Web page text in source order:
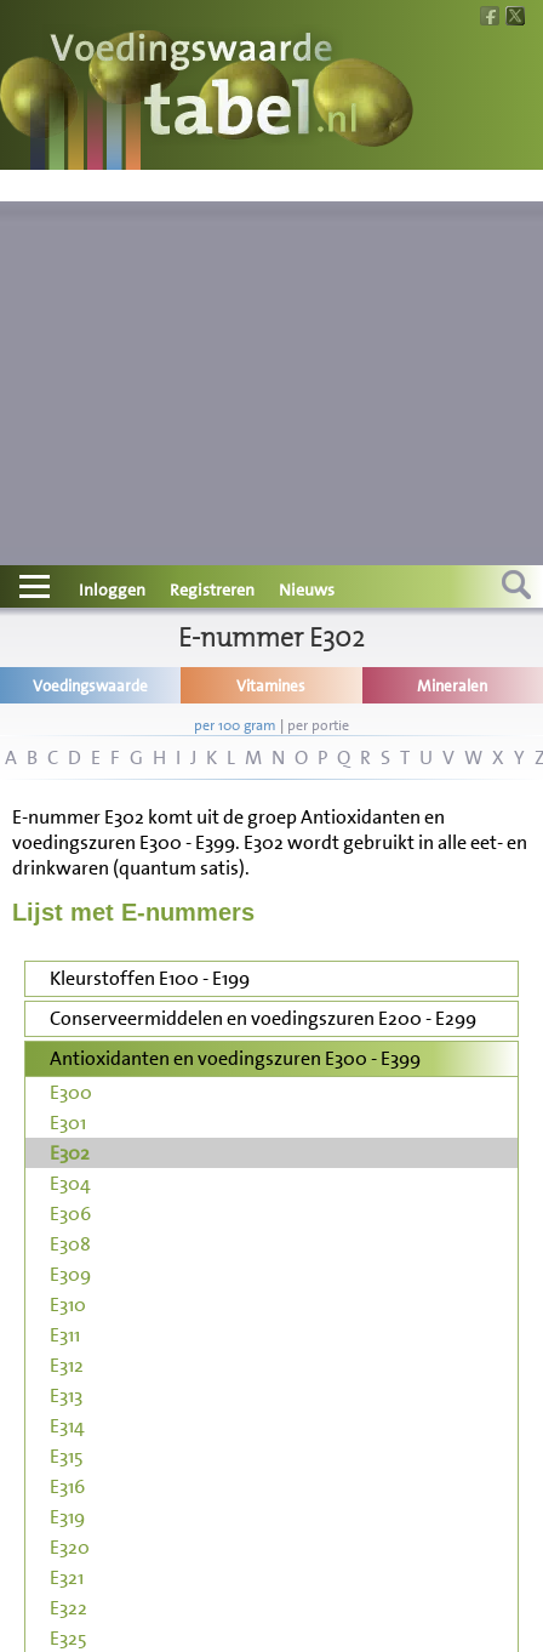
Voedingswaarde
Wat is wat?
Contact
Disclaimer
Inloggen Registreren Nieuws
E-nummer E302
Voedingswaarde Vitamines Mineralen
per 100 gram | per portie
A B C D E F G H I J K L M N O P Q R S T U V W X Y
E-nummer E302 komt uit de groep Antioxidanten en
voedingszuren E300 - E399. E302 wordt gebruikt in alle eet- en
drinkwaren (quantum satis).
Lijst met E-nummers
Kleurstoffen E100 - E199
Conserveermiddelen en voedingszuren E200 - E299
Antioxidanten en voedingszuren E300 - E399
E300
E301
E302
E304
E306
E308
E309
E310
E311
E312
E313
E314
E315
E316
E319
E320
E321
E322
E325